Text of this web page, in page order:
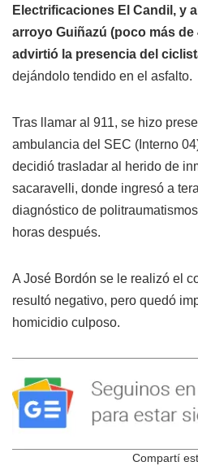
Electrificaciones El Candil, y
arroyo Guiñazú (poco más
advirtió la presencia del
dejándolo tendido en el asfalto.
Tras llamar al 911, se hizo
ambulancia del SEC (Interno
decidió trasladar al herido de
sacaravelli, donde ingresó a
diagnóstico de
horas después.
A José Bordón se le realizó el
resultó negativo, pero quedó
homicidio culposo.